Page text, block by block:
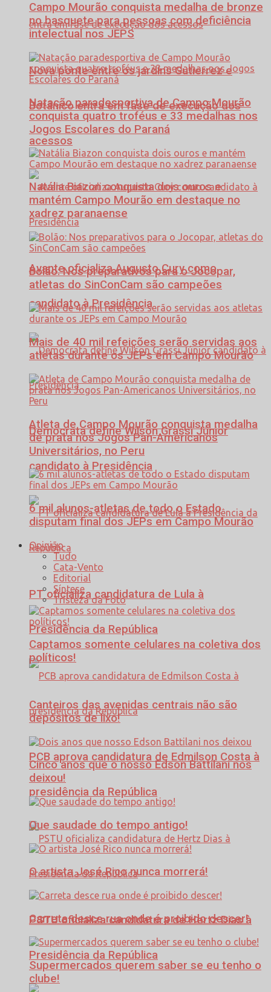
Nova ponte entre os jardins Gutierrez e
Botânico entra em fase de execução dos
acessos
Avante oficializa Augusto Cury como
candidato à Presidência
Democrata define Wilson Grassi Júnior
candidato à Presidência
PT oficializa candidatura de Lula à
Presidência da República
PCB aprova candidatura de Edmilson Costa à
presidência da República
PSTU oficializa candidatura de Hertz Dias à
Presidência da República
Campo Mourão conquista medalha de bronze
no basquete para pessoas com deficiência
intelectual nos JEPS
Natação paradesportiva de Campo Mourão
conquista quatro troféus e 33 medalhas nos
Jogos Escolares do Paraná
Natália Biazon conquista dois ouros e
mantém Campo Mourão em destaque no
xadrez paranaense
Bolão: Nos preparativos para o Jocopar,
atletas do SinConCam são campeões
Mais de 40 mil refeições serão servidas aos
atletas durante os JEPs em Campo Mourão
Atleta de Campo Mourão conquista medalha
de prata nos Jogos Pan-Americanos
Universitários, no Peru
6 mil alunos-atletas de todo o Estado
disputam final dos JEPs em Campo Mourão
Opinião
Tudo
Cata-Vento
Editorial
Síntese
Tristeza da Foto
Captamos somente celulares na coletiva dos
políticos!
Canteiros das avenidas centrais não são
depósitos de lixo!
Cinco anos que o nosso Edson Battilani nos
deixou!
Que saudade do tempo antigo!
O artista José Rico nunca morrerá!
Carreta desce rua onde é proibido descer!
Supermercados querem saber se eu tenho o
clube!